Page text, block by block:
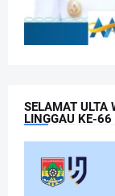
SELAMAT ULTA
LINGGAU KE-66